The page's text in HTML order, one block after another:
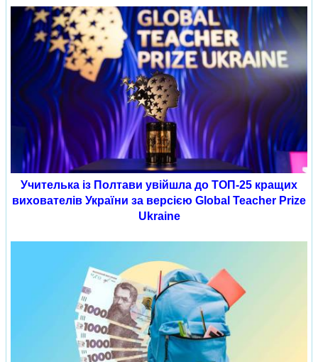
Учителька із Полтави увійшла до ТОП-25 кращих
вихователів України за версією Global Teacher Prize
Ukraine